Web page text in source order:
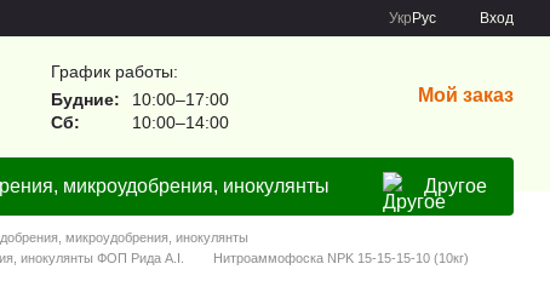
Укр Рус Вход
График работы:
Будние:
10:00–17:00
Сб:
10:00–14:00
Мой заказ
микроудобрения, инокулянты Другое
микроудобрения, инокулянты
инокулянты ФОП Рида А.І.
Нитроаммофоска NPK 15-15-15-10 (10кг)